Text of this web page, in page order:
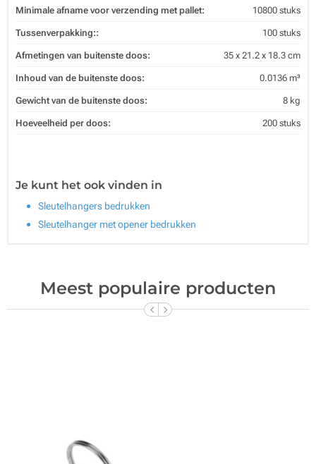
Minimale afname voor verzending met pallet: 10800 stuks
Tussenverpakking:: 100 stuks
Afmetingen van buitenste doos: 35 x 21.2 x 18.3 cm
Inhoud van de buitenste doos: 0.0136 m³
Gewicht van de buitenste doos: 8 kg
Hoeveelheid per doos: 200 stuks
Je kunt het ook vinden in
Sleutelhangers bedrukken
Sleutelhanger met opener bedrukken
Meest populaire producten